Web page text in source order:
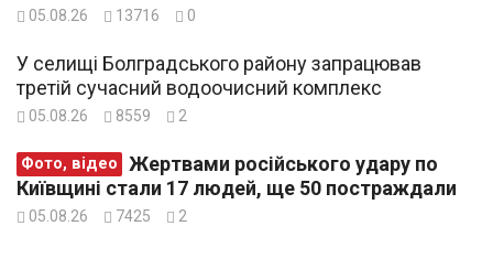
05.08.26 13716 0
У селищі Болградського району запрацював
третій сучасний водоочисний комплекс
05.08.26 8559 2
Фото, відео
Київщині стали 17 людей, ще 50 постраждали
05.08.26 7425 2